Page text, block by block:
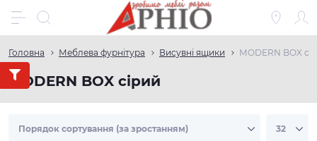
Головна Меблева фурнітура Виcувні ящики МODERN BOX
МODERN BOX сірий